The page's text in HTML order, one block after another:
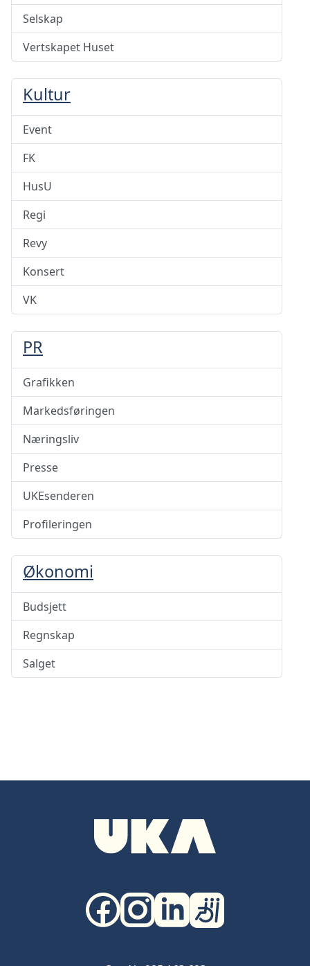
Selskap
Vertskapet Huset
Kultur
Event
FK
HusU
Regi
Revy
Konsert
VK
PR
Grafikken
Markedsføringen
Næringsliv
Presse
UKEsenderen
Profileringen
Økonomi
Budsjett
Regnskap
Salget